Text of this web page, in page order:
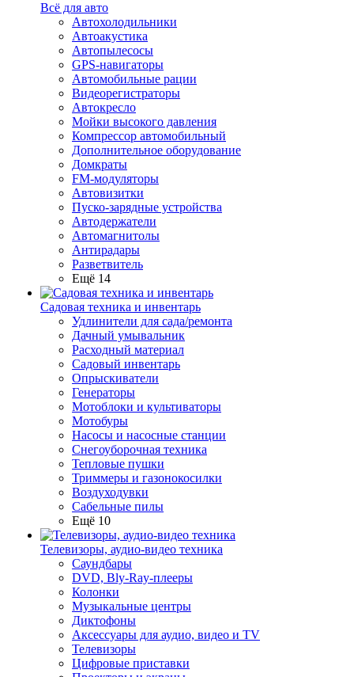
Всё для авто
Автохолодильники
Автоакустика
Автопылесосы
GPS-навигаторы
Автомобильные рации
Видеорегистраторы
Автокресло
Мойки высокого давления
Компрессор автомобильный
Дополнительное оборудование
Домкраты
FM-модуляторы
Автовизитки
Пуско-зарядные устройства
Автодержатели
Автомагнитолы
Антирадары
Разветвитель
Ещё 14
Садовая техника и инвентарь
Удлинители для сада/ремонта
Дачный умывальник
Расходный материал
Садовый инвентарь
Опрыскиватели
Генераторы
Мотоблоки и культиваторы
Мотобуры
Насосы и насосные станции
Снегоуборочная техника
Тепловые пушки
Триммеры и газонокосилки
Воздуходувки
Сабельные пилы
Ещё 10
Телевизоры, аудио-видео техника
Саундбары
DVD, Bly-Ray-плееры
Колонки
Музыкальные центры
Диктофоны
Аксессуары для аудио, видео и TV
Телевизоры
Цифровые приставки